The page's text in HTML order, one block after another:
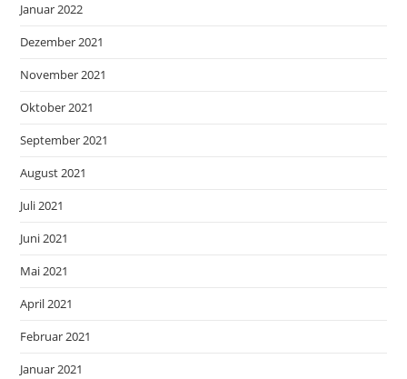
Januar 2022
Dezember 2021
November 2021
Oktober 2021
September 2021
August 2021
Juli 2021
Juni 2021
Mai 2021
April 2021
Februar 2021
Januar 2021